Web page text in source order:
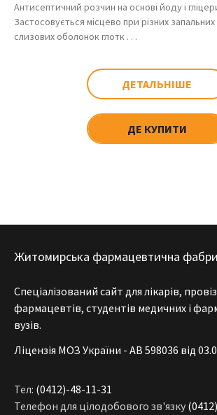
Антисептичний розчин на основі йоду і
Застосовується місцево при різних
слизових оболонок глотк . . .
ДЕТАЛЬНІШЕ
ДЕ КУПИТИ
Житомирська фармацевтична
Спеціалізований сайт для лікарів,
фармацевтів, студентів медичних і
вузів.
Ліцензія МОЗ України - АВ 598036 від
Тел: (0412)-48-11-31
Телефон для цілодобового зв'язку